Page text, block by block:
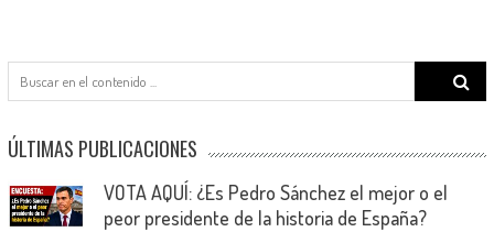
Search
for:
ÚLTIMAS PUBLICACIONES
VOTA AQUÍ: ¿Es Pedro Sánchez el mejor o el
peor presidente de la historia de España?